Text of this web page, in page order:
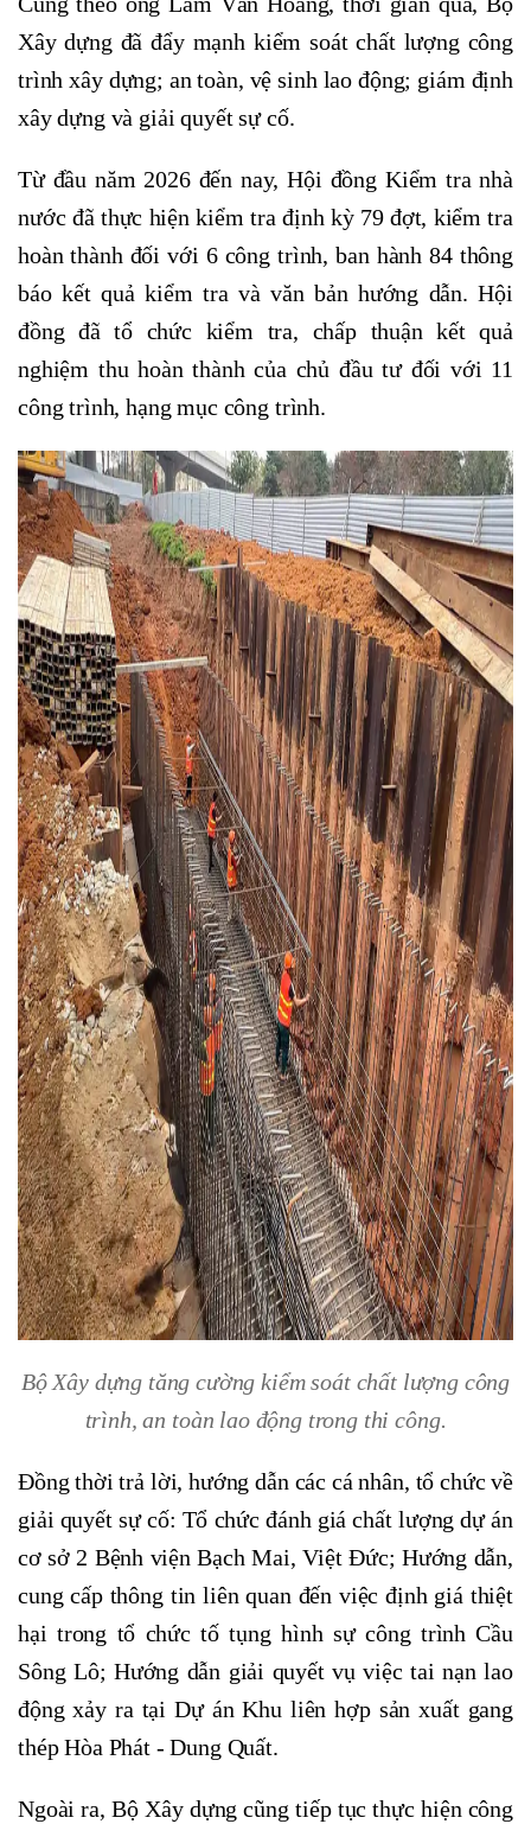
Xây dựng đã đẩy mạnh kiểm soát chất lượng công
trình xây dựng; an toàn, vệ sinh lao động; giám định
xây dựng và giải quyết sự cố.
Từ đầu năm 2026 đến nay, Hội đồng Kiểm tra nhà
nước đã thực hiện kiểm tra định kỳ 79 đợt, kiểm tra
hoàn thành đối với 6 công trình, ban hành 84 thông
báo kết quả kiểm tra và văn bản hướng dẫn. Hội
đồng đã tổ chức kiểm tra, chấp thuận kết quả
nghiệm thu hoàn thành của chủ đầu tư đối với 11
công trình, hạng mục công trình.
Bộ Xây dựng tăng cường kiểm soát chất lượng công
trình, an toàn lao động trong thi công.
Đồng thời trả lời, hướng dẫn các cá nhân, tổ chức về
giải quyết sự cố: Tổ chức đánh giá chất lượng dự án
cơ sở 2 Bệnh viện Bạch Mai, Việt Đức; Hướng dẫn,
cung cấp thông tin liên quan đến việc định giá thiệt
hại trong tổ chức tố tụng hình sự công trình Cầu
Sông Lô; Hướng dẫn giải quyết vụ việc tai nạn lao
động xảy ra tại Dự án Khu liên hợp sản xuất gang
thép Hòa Phát - Dung Quất.
Ngoài ra, Bộ Xây dựng cũng tiếp tục thực hiện công